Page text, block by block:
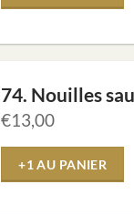
74. Nouilles
€13,00
+1 AU PANIER